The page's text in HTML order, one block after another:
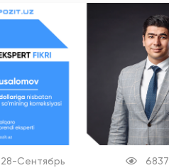
28-Сентябрь 6837